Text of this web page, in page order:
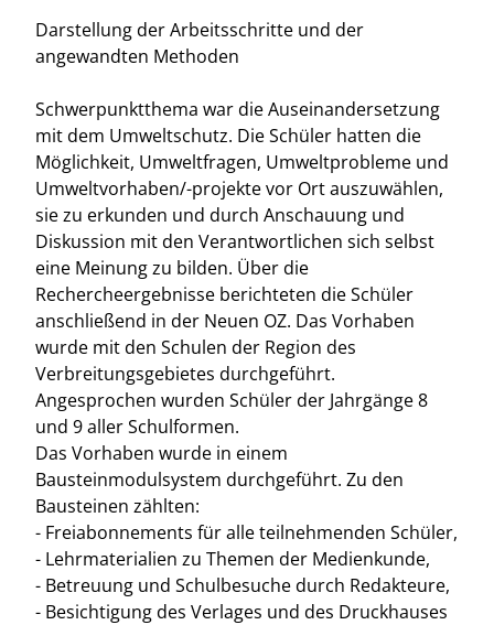
Darstellung der Arbeitsschritte und der
angewandten Methoden
Schwerpunktthema war die Auseinandersetzung
mit dem Umweltschutz. Die Schüler hatten die
Möglichkeit, Umweltfragen, Umweltprobleme und
Umweltvorhaben/-projekte vor Ort auszuwählen,
sie zu erkunden und durch Anschauung und
Diskussion mit den Verantwortlichen sich selbst
eine Meinung zu bilden. Über die
Rechercheergebnisse berichteten die Schüler
anschließend in der Neuen OZ. Das Vorhaben
wurde mit den Schulen der Region des
Verbreitungsgebietes durchgeführt.
Angesprochen wurden Schüler der Jahrgänge 8
und 9 aller Schulformen.
Das Vorhaben wurde in einem
Bausteinmodulsystem durchgeführt. Zu den
Bausteinen zählten:
- Freiabonnements für alle teilnehmenden Schüler,
- Lehrmaterialien zu Themen der Medienkunde,
- Betreuung und Schulbesuche durch Redakteure,
- Besichtigung des Verlages und des Druckhauses